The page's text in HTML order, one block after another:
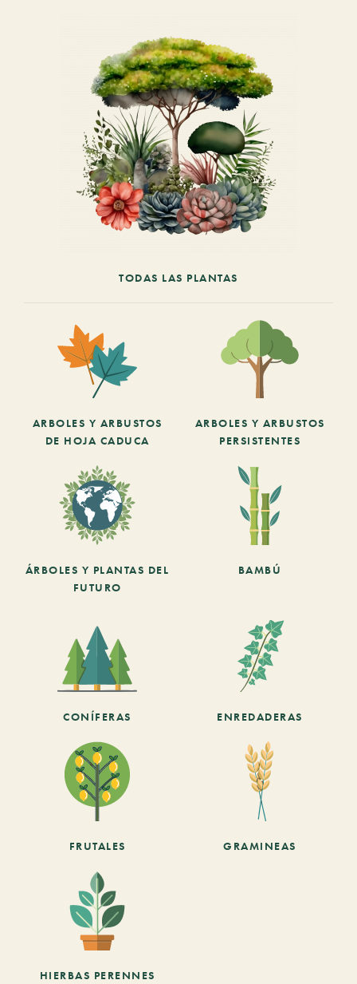
TODAS LAS PLANTAS
ARBOLES Y ARBUSTOS
DE HOJA CADUCA
ARBOLES Y ARBUSTOS
PERSISTENTES
ÁRBOLES Y PLANTAS DEL
FUTURO
BAMBÚ
CONÍFERAS ENREDADERAS
FRUTALES GRAMINEAS
HIERBAS PERENNES